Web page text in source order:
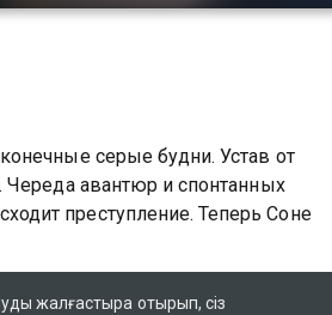
серые будни. Устав от
Череда авантюр и спонтанных
преступление. Теперь Соне
жалғастыра отырып, сіз